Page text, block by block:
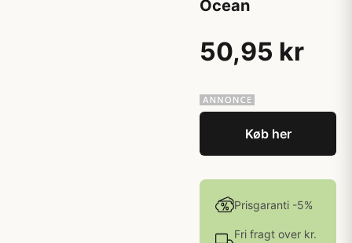
Ocean
50,95 kr
Køb her
Prisgaranti -5%
Fri fragt over kr.